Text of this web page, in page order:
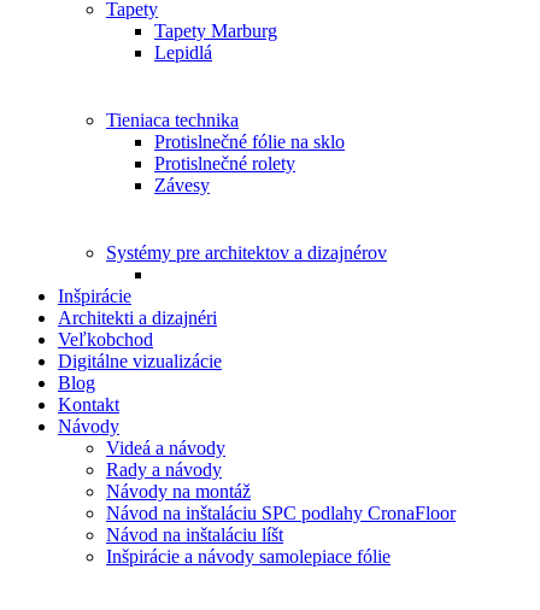
Tapety
Tapety Marburg
Lepidlá
Tieniaca technika
Protislnečné fólie na sklo
Protislnečné rolety
Závesy
Systémy pre architektov a dizajnérov
Inšpirácie
Architekti a dizajnéri
Veľkobchod
Digitálne vizualizácie
Blog
Kontakt
Návody
Videá a návody
Rady a návody
Návody na montáž
Návod na inštaláciu SPC podlahy CronaFloor
Návod na inštaláciu líšt
Inšpirácie a návody samolepiace fólie